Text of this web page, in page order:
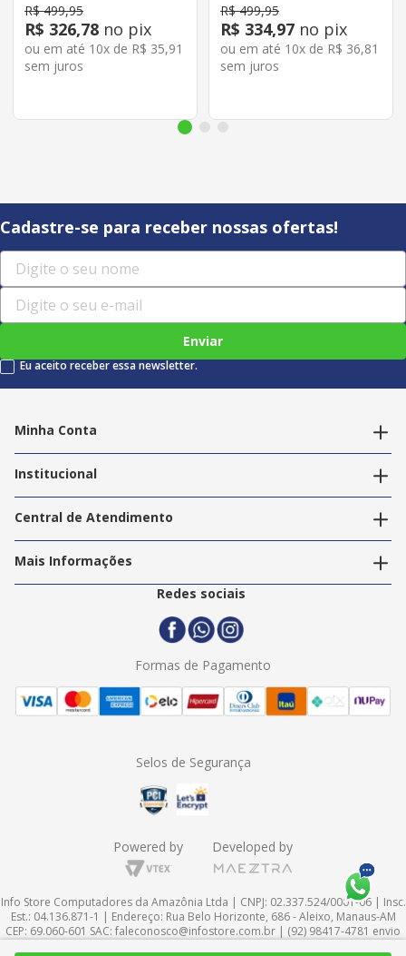
R$ 499,95
R$ 326,78 no pix
ou em até 10x de R$ 35,91
sem juros
R$ 499,95
R$ 334,97 no pix
ou em até 10x de R$ 36,81
sem juros
Cadastre-se para receber nossas ofertas!
Enviar
Eu aceito receber essa newsletter.
Minha Conta
Editar endereços
Institucional
Nossas Lojas
Trabalhe Conosco
Central de Atendimento
Política de Privacidade
Termos e Condições
Politica de Entrega
Mais Informações
2ª Via Nota Fiscal
Redes sociais
Formas de Pagamento
Selos de Segurança
Powered by Developed by
Info Store Computadores da Amazônia Ltda | CNPJ: 02.337.524/0001-06 | Insc.
Est.: 04.136.871-1 | Endereço: Rua Belo Horizonte, 686 - Aleixo, Manaus-AM
CEP: 69.060-601 SAC: faleconosco@infostore.com.br | (92) 98417-4781 envio